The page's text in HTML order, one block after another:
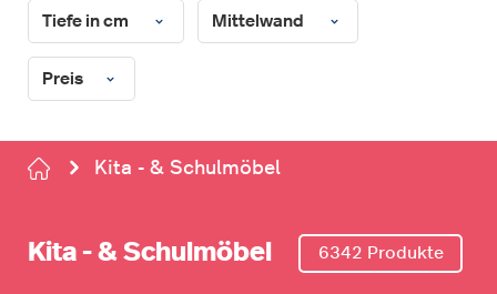
Tiefe in cm Mittelwand
Preis
Kita - & Schulmöbel
Kita - & Schulmöbel 6342 Produkte